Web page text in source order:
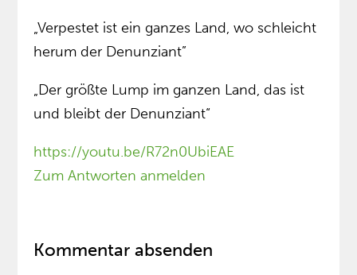
„Verpestet ist ein ganzes Land, wo schleicht
herum der Denunziant”
„Der größte Lump im ganzen Land, das ist
und bleibt der Denunziant“
https://youtu.be/R72n0UbiEAE
Zum Antworten anmelden
Kommentar absenden